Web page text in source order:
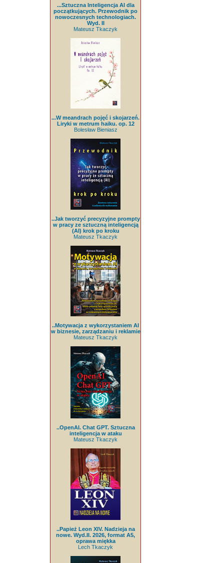
...Sztuczna Inteligencja AI dla
początkujących. Przewodnik po
nowoczesnych technologiach.
Wyd. II
Mateusz Tkaczyk
...W meandrach pojęć i skojarzeń.
Liryki w metrum haiku. op. 12
Bolesław Bieniasz
..Jak tworzyć precyzyjne prompty
w pracy ze sztuczną inteligencją
(AI) krok po kroku
Mateusz Tkaczyk
..Motywacja z wykorzystaniem AI
w biznesie, zarządzaniu i reklamie
Mateusz Tkaczyk
..OpenAI. Chat GPT. Sztuczna
inteligencja w ataku
Mateusz Tkaczyk
..Papież Leon XIV. Nadzieja na
nowe. Wyd.II. 2026, format A5,
oprawa miękka
Lech Tkaczyk